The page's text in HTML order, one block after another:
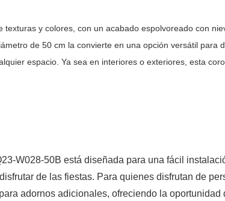
y colores, con un acabado espolvoreado con
de 50 cm la convierte en una opción versátil para
espacio. Ya sea en interiores o exteriores, esta
W028-50B está diseñada para una fácil
de las fiestas. Para quienes disfrutan de
adornos adicionales, ofreciendo la oportunidad